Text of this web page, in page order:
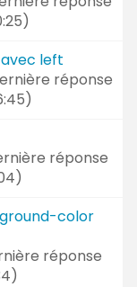
)
left
réponse
)
réponse
)
color
réponse
)